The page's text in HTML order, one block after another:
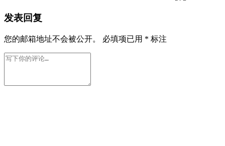
发表回复
您的邮箱地址不会被公开。 必填项已用 * 标注